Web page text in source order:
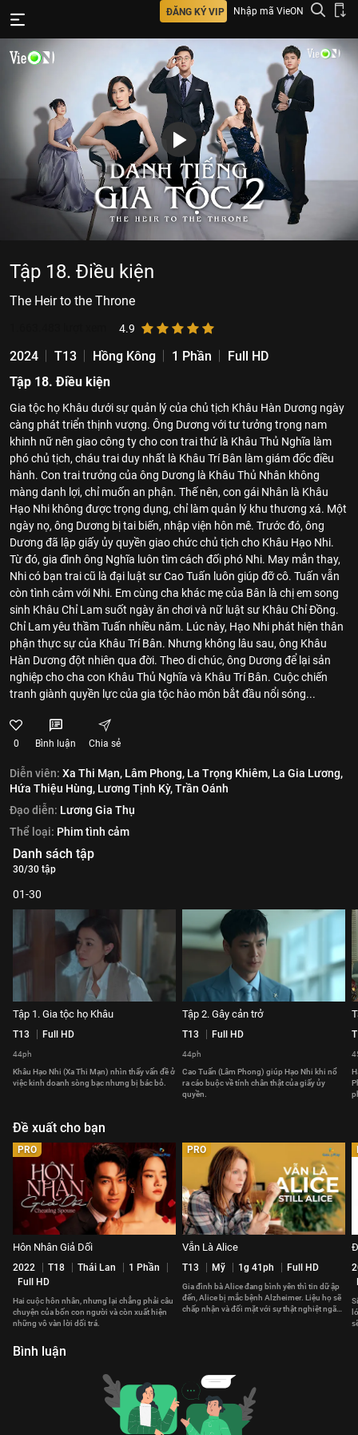
ĐĂNG KÝ VIP Nhập mã VieON
Tập 18. Điều kiện
The Heir to the Throne
4.9
2024 T13 Hồng Kông 1 Phần
Full HD
Tập 18. Điều kiện
Gia tộc họ Khâu dưới sự quản lý của chủ tịch Khâu Hàn Dương ngày
càng phát triển thịnh vượng. Ông Dương với tư tưởng trọng nam
khinh nữ nên giao công ty cho con trai thứ là Khâu Thủ Nghĩa làm
phó chủ tịch, cháu trai duy nhất là Khâu Trí Bân làm giám đốc điều
hành. Con trai trưởng của ông Dương là Khâu Thủ Nhân không
màng danh lợi, chỉ muốn an phận. Thế nên, con gái Nhân là Khâu
Hạo Nhi không được trọng dụng, chỉ làm quản lý khu thương xá. Một
ngày nọ, ông Dương bị tai biến, nhập viện hôn mê. Trước đó, ông
Dương đã lập giấy ủy quyền giao chức chủ tịch cho Khâu Hạo Nhi.
Từ đó, gia đình ông Nghĩa luôn tìm cách đối phó Nhi. May mắn thay,
Nhi có bạn trai cũ là đại luật sư Cao Tuấn luôn giúp đỡ cô. Tuấn vẫn
còn tình cảm với Nhi. Em cùng cha khác mẹ của Bân là chị em song
sinh Khâu Chỉ Lam suốt ngày ăn chơi và nữ luật sư Khâu Chỉ Đồng.
Chỉ Lam yêu thầm Tuấn nhiều năm. Lúc này, Hạo Nhi phát hiện thân
phận thực sự của Khâu Trí Bân. Nhưng không lâu sau, ông Khâu
Hàn Dương đột nhiên qua đời. Theo di chúc, ông Dương để lại sản
nghiệp cho cha con Khâu Thủ Nghĩa và Khâu Trí Bân. Cuộc chiến
tranh giành quyền lực của gia tộc hào môn bắt đầu nổi sóng...
0 Bình luận Chia sẻ
Diễn viên: Xa Thi Mạn, Lâm Phong, La Trọng Khiêm, La Gia Lương,
Hứa Thiệu Hùng, Lương Tịnh Kỳ,Trần Oánh
Đạo diễn: Lương Gia Thụ
Thể loại: Phim tình cảm
Danh sách tập
30/30 tập
01-30
Tập 1. Gia tộc họ Khâu
T13 Full HD
44ph
Khâu Hạo Nhi (Xa Thi Mạn) nhìn thấy vấn đề ở
việc kinh doanh sòng bạc nhưng bị bác bỏ.
Tập 2. Gây cản trở
T13 Full HD
44ph
Cao Tuấn (Lâm Phong) giúp Hạo Nhi khi nổ
ra cáo buộc về tính chân thật của giấy ủy
quyền.
Đề xuất cho bạn
PRO
Hôn Nhân Giả Dối
2022 T18 Thái Lan
1 Phần
Full HD
Hai cuộc hôn nhân, nhưng lại chẳng phải câu
chuyện của bốn con người và còn xuất hiện
những vô vàn lời dối trá.
PRO
Vẫn Là Alice
T13 Mỹ 1g 41ph Full HD
Gia đình bà Alice đang bình yên thì tin dữ ập
đến, Alice bị mắc bệnh Alzheimer. Liệu họ sẽ
chấp nhận và đối mặt với sự thật nghiệt ngã
Bình luận